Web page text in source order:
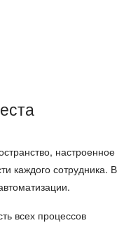
настроенное
каждого сотрудника. В
всех процессов